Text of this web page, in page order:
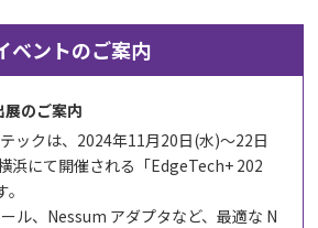
ベントのご案内
のご案内
ックは、 2024年11月20日(水)～22日
浜にて開催される「EdgeTech+ 202
ル、Nessum アダプタなど、最適な N